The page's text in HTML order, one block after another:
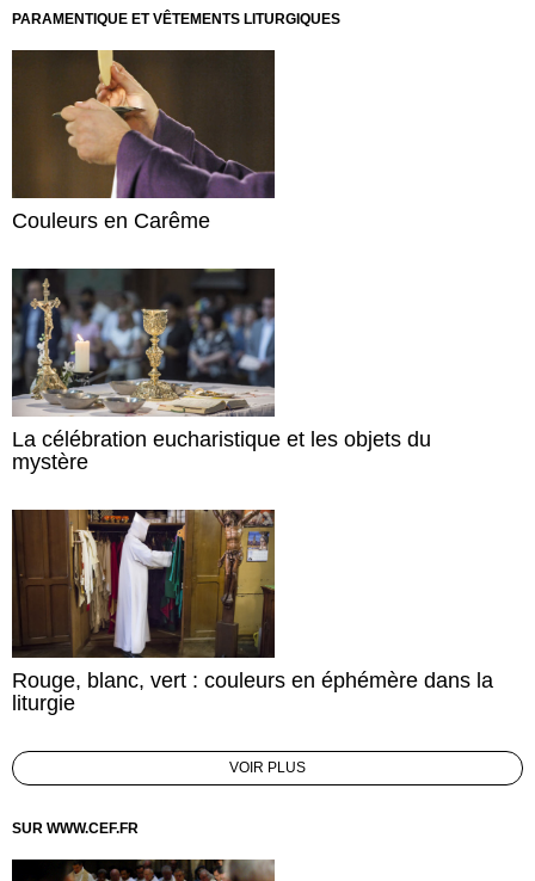
PARAMENTIQUE ET VÊTEMENTS LITURGIQUES
Couleurs en Carême
La célébration eucharistique et les objets du
mystère
Rouge, blanc, vert : couleurs en éphémère dans la
liturgie
VOIR PLUS
SUR WWW.CEF.FR